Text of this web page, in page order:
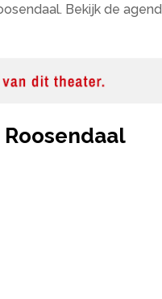
Bekijk de